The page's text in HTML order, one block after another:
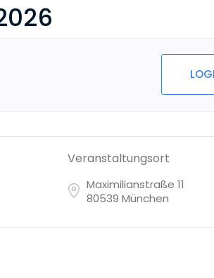
Veranstaltungsort
Maximilianstraße 11
80539 München